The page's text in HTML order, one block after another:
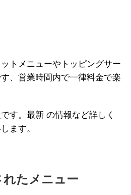
トメニューやトッピングサー
、営業時間内で一律料金で楽
す。最新 の情報など詳しく
ます。
れたメニュー